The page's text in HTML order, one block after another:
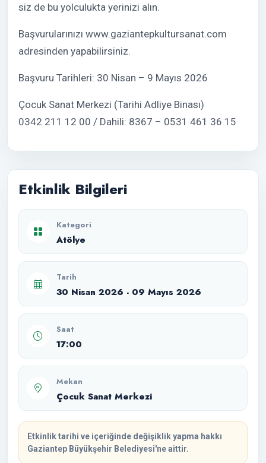
siz de bu yolculukta yerinizi alın.
Başvurularınızı www.gaziantepkultursanat.com
adresinden yapabilirsiniz.
Başvuru Tarihleri: 30 Nisan – 9 Mayıs 2026
Çocuk Sanat Merkezi (Tarihi Adliye Binası)
0342 211 12 00 / Dahili: 8367 – 0531 461 36 15
Etkinlik Bilgileri
Kategori
Atölye
Tarih
30 Nisan 2026 - 09 Mayıs 2026
Saat
17:00
Mekan
Çocuk Sanat Merkezi
Etkinlik tarihi ve içeriğinde değişiklik yapma hakkı
Gaziantep Büyükşehir Belediyesi'ne aittir.